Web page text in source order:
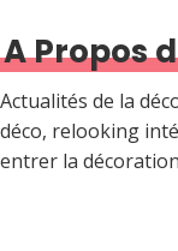
A Propos
Actualités de la
déco, relooking
entrer la